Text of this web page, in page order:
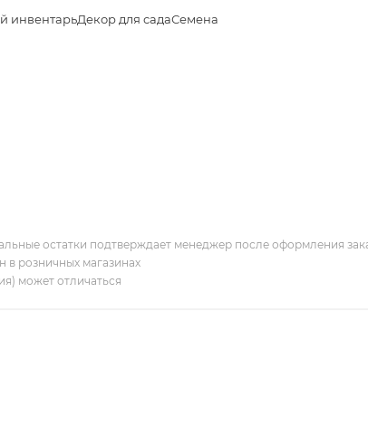
инвентарьДекор для садаСемена
остатки подтверждает менеджер после оформления
в розничных магазинах
может отличаться